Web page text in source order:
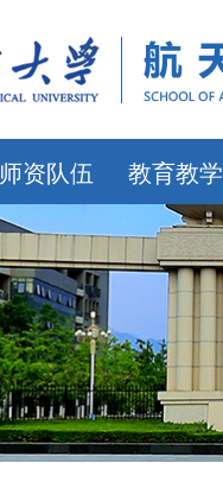
师资队伍 教育教学